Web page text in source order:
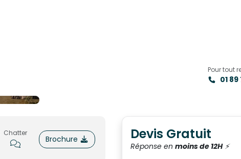
Pour tout
01 89
Chatter
Brochure Devis Gratuit
Réponse en moins de 12H⚡️